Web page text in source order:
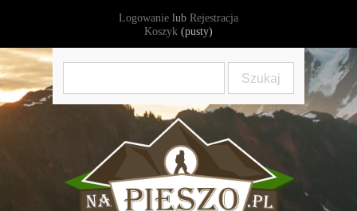
Logowanie lub Rejestracja
Koszyk (pusty)